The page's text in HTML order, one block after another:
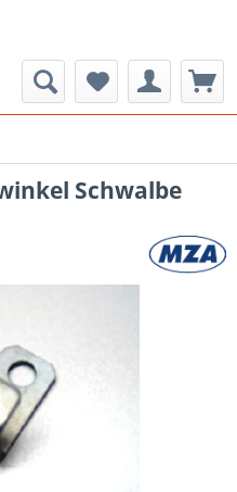
Schwalbe